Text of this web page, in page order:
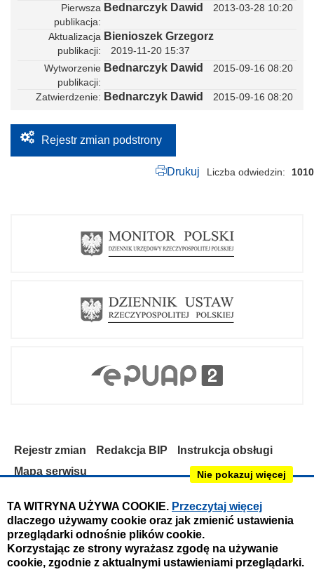
TA WITRYNA UŻYWA COOKIE. Przeczytaj więcej
dlaczego używamy cookie oraz jak zmienić ustawienia
przeglądarki odnośnie plików cookie.
Korzystając ze strony wyrażasz zgodę na używanie
cookie, zgodnie z aktualnymi ustawieniami przeglądarki.
Nie pokazuj więcej
Pierwsza
publikacja
Bednarczyk Dawid 2013-03-28 10:20
Aktualizacja
publikacji
Bienioszek Grzegorz
2019-11-20 15:37
Wytworzenie
publikacji
Bednarczyk Dawid 2015-09-16 08:20
Zatwierdzenie Bednarczyk Dawid 2015-09-16 08:20
Rejestr zmian podstrony
Drukuj Liczba odwiedzin 1010
Rejestr zmian Redakcja BIP
Instrukcja obsługi
Mapa serwisu
Obsługa i nadzór techniczny:
IntraCOM.pl